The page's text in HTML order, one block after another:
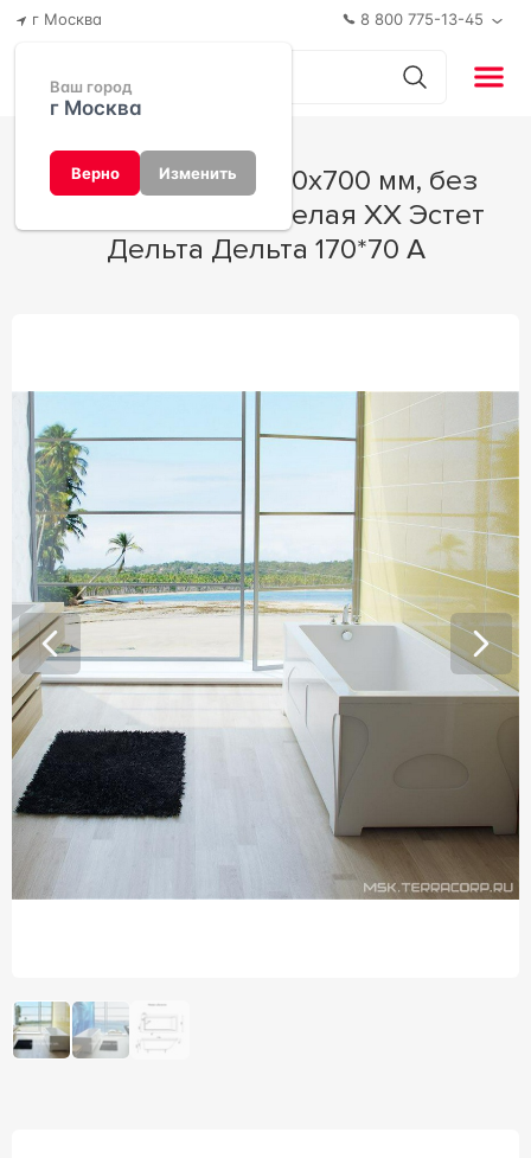
г Москва
Ваш город
г Москва
Верно Изменить
8 800 775-13-45
панели и ножек, белая XX Эстет
Дельта Дельта 170*70 А